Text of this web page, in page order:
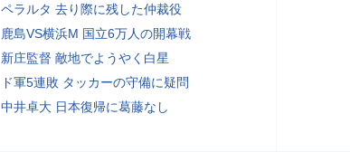
ペラルタ 去り際に残した仲裁役
鹿島VS横浜M 国立6万人の開幕戦
新庄監督 敵地でようやく白星
ド軍5連敗 タッカーの守備に疑問
中井卓大 日本復帰に葛藤なし